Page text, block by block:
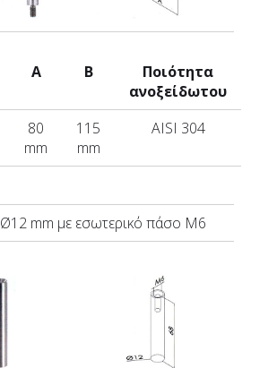
A B
Ποιότητα
ανοξείδωτου
80
mm
115
mm
AISI 304
Ø12 mm με εσωτερικό πάσο Μ6